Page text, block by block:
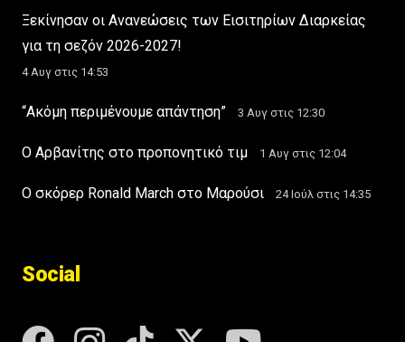
Ξεκίνησαν οι Ανανεώσεις των Εισιτηρίων Διαρκείας
για τη σεζόν 2026-2027!
4 Αυγ στις 14:53
“Ακόμη περιμένουμε απάντηση” 3 Αυγ στις 12:30
Ο Αρβανίτης στο προπονητικό τιμ 1 Αυγ στις 12:04
Ο σκόρερ Ronald March στο Μαρούσι 24 Ιούλ στις 14:35
Social